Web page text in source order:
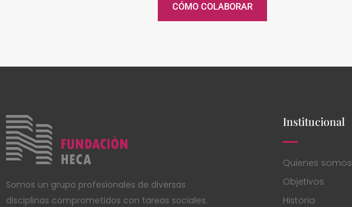
CÓMO COLABORAR
Somos un grupo profesionales de diversas
disciplinas comprometidos con tareas sociales.
Institucional
Quienes somos
Objetivos
Historia